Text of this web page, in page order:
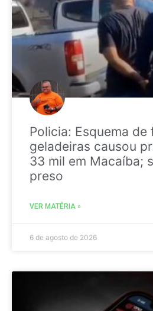
Policia: Esquema
geladeiras causou
33 mil em Macaíba;
preso
VER MATÉRIA »
6 de agosto de 2026